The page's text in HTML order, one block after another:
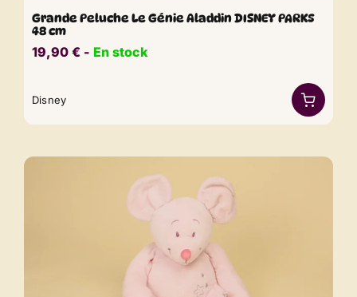
Grande Peluche Le Génie Aladdin DISNEY PARKS
48 cm
19,90 € ​​ - En stock
Disney